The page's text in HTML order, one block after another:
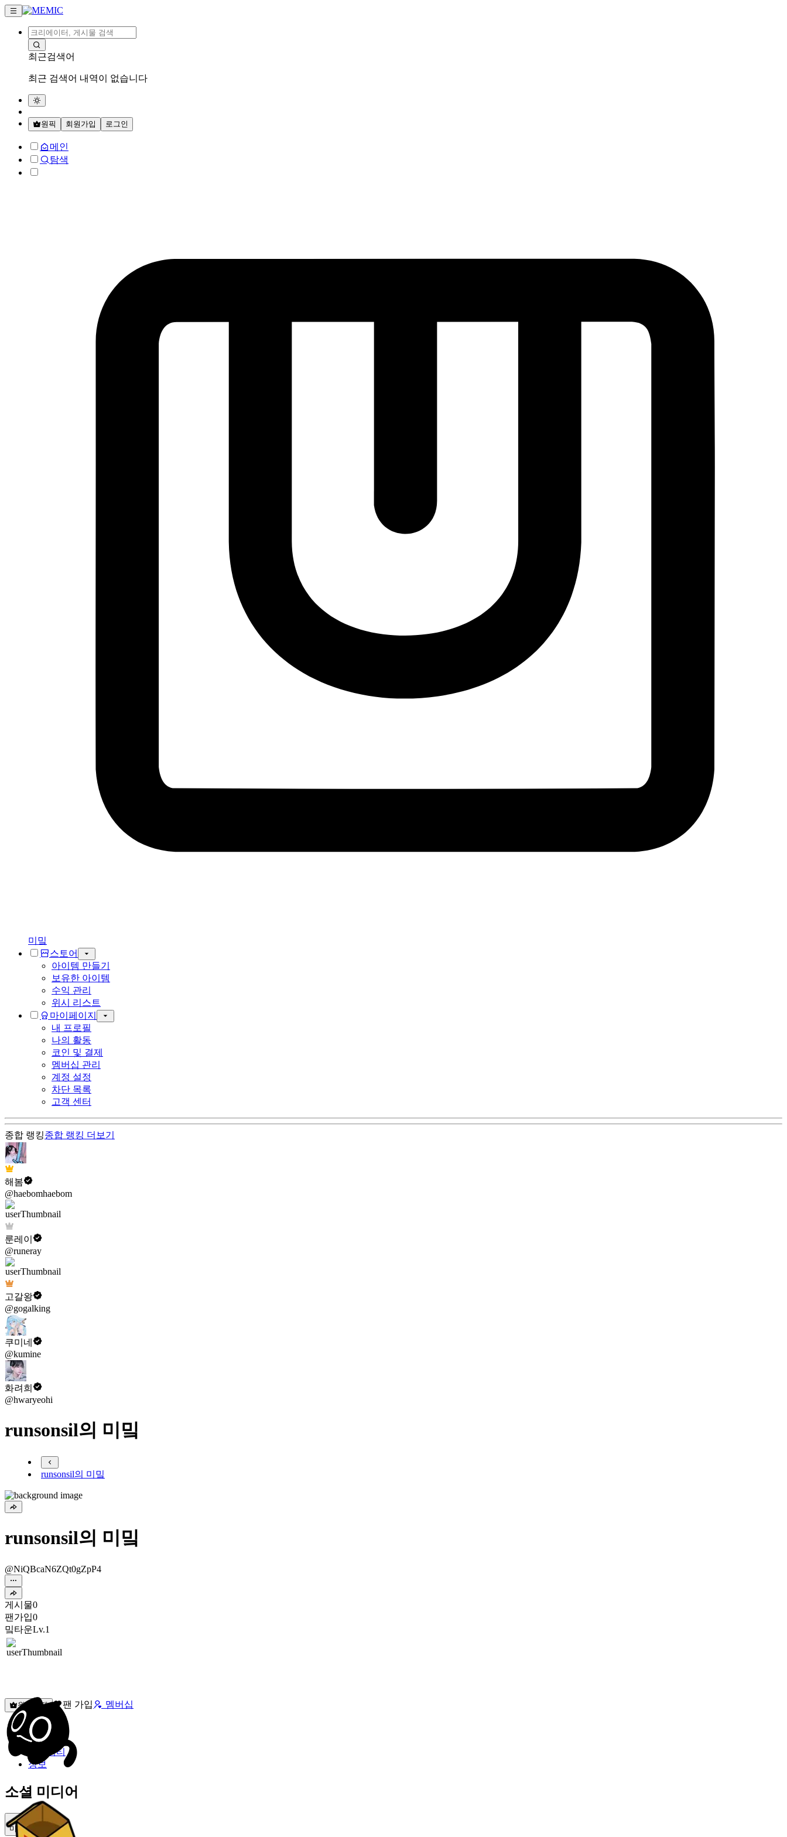
최근검색어
최근 검색어 내역이 없습니다
원픽 회원가입 로그인
메인
탐색
미밐
스토어
아이템 만들기
보유한 아이템
수익 관리
위시 리스트
마이페이지
내 프로필
나의 활동
코인 및 결제
멤버십 관리
계정 설정
차단 목록
고객 센터
종합 랭킹종합 랭킹 더보기
해봄
@haebomhaebom
룬레이
@runeray
고갈왕
@gogalking
쿠미네
@kumine
화려희
@hwaryeohi
runsonsil의 미밐
runsonsil의 미밐
runsonsil의 미밐
@NiQBcaN6ZQt0gZpP4
게시물0
팬가입0
밐타운Lv.1
원픽선택 팬 가입 멤버십
밐타운
피드
커뮤니티
정보
소셜 미디어
미밐 공유